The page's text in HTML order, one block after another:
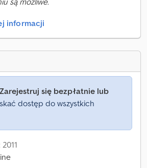
informacji
Zarejestruj się bezpłatnie lub
dostęp do wszystkich